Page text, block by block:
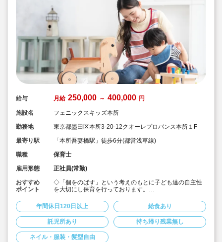
給与 月給 250,000 ～ 400,000 円
施設名
フェニックスキッズ本所
勤務地
東京都墨田区本所3-20-12クオーレプロバンス本所１F
最寄り駅
「本所吾妻橋駅」徒歩6分(都営浅草線)
職種
保育士
雇用形態
正社員(常勤)
おすすめ
ポイント
◇「個をのばす」という考えのもとに子ども達の自主性
を大切にし保育を行っております。
す♪
◇保育に配慮した範囲での髪色自由です♪
◇ICT導入により残業経験取り組み行っており、持ち帰り
仕事ありません♪
◇定員19名の為じっくり子ども達と関わる事ができます♪
◇職員給食ありでお昼の準備いりません♪
年間休日120日以上 給食あり
託児所あり 持ち帰り残業無し
ネイル・服装・髪型自由